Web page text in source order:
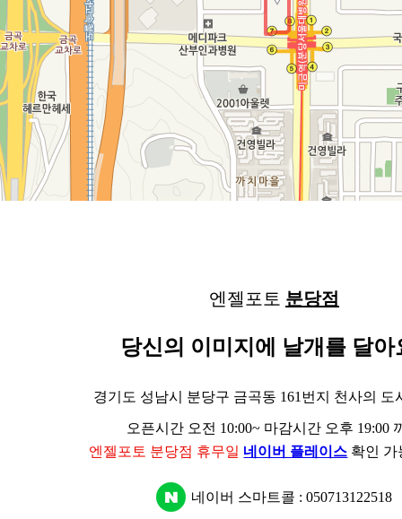
엔젤포토 분당점
당신의 이미지에 날개를 달아
경기도 성남시 분당구 금곡동 161번지 천사의 도
오픈시간 오전 10:00~ 마감시간 오후 19:00
엔젤포토 분당점 휴무일 네이버 플레이스 확인 가
네이버 스마트콜 :050713122518